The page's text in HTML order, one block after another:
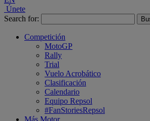
Únete
Search for:
Competición
MotoGP
Rally
Trial
Vuelo Acrobático
Clasificación
Calendario
Equipo Repsol
#FanStoriesRepsol
Más Motor